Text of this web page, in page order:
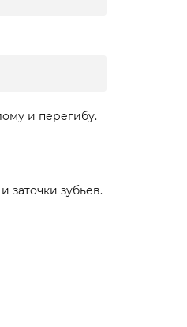
и перегибу.
зубьев.